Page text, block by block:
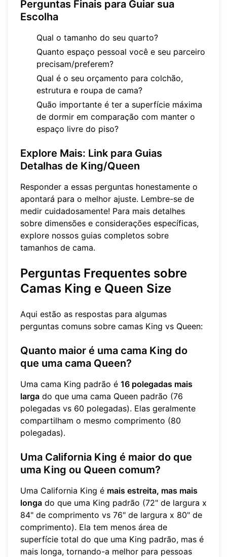
Perguntas Finais para Guiar sua
Escolha
Qual o tamanho do seu quarto?
Quanto espaço pessoal você e seu parceiro
precisam/preferem?
Qual é o seu orçamento para colchão,
estrutura e roupa de cama?
Quão importante é ter a superfície máxima
de dormir em comparação com manter o
espaço livre do piso?
Explore Mais: Link para Guias
Detalhas de King/Queen
Responder a essas perguntas honestamente o
apontará para o melhor ajuste. Lembre-se de
medir cuidadosamente! Para mais detalhes
sobre dimensões e considerações específicas,
explore nossos guias completos sobre
tamanhos de cama.
Perguntas Frequentes sobre
Camas King e Queen Size
Aqui estão as respostas para algumas
perguntas comuns sobre camas King vs Queen:
Quanto maior é uma cama King do
que uma cama Queen?
Uma cama King padrão é 16 polegadas mais
larga do que uma cama Queen padrão (76
polegadas vs 60 polegadas). Elas geralmente
compartilham o mesmo comprimento (80
polegadas).
Uma California King é maior do que
uma King ou Queen comum?
Uma California King é mais estreita, mas mais
longa do que uma King padrão (72" de largura x
84" de comprimento vs 76" de largura x 80" de
comprimento). Ela tem menos área de
superfície total do que uma King padrão, mas é
mais longa, tornando-a melhor para pessoas